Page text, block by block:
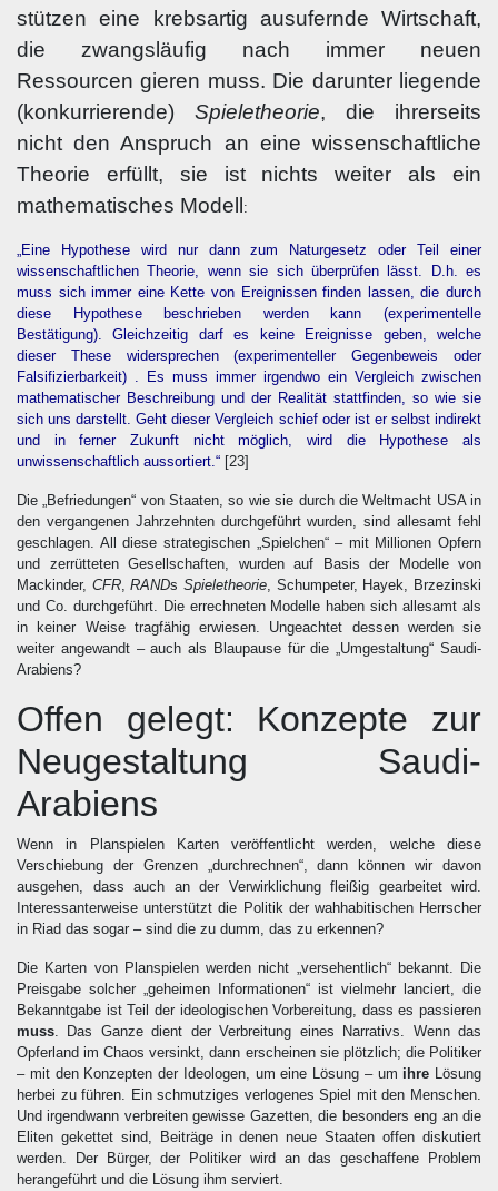
stützen eine krebsartig ausufernde Wirtschaft,
die zwangsläufig nach immer neuen
Ressourcen gieren muss. Die darunter liegende
(konkurrierende) Spieletheorie, die ihrerseits
nicht den Anspruch an eine wissenschaftliche
Theorie erfüllt, sie ist nichts weiter als ein
mathematisches Modell
:
„Eine Hypothese wird nur dann zum Naturgesetz oder Teil einer
wissenschaftlichen Theorie, wenn sie sich überprüfen lässt. D.h. es
muss sich immer eine Kette von Ereignissen finden lassen, die durch
diese Hypothese beschrieben werden kann (experimentelle
Bestätigung). Gleichzeitig darf es keine Ereignisse geben, welche
dieser These widersprechen (experimenteller Gegenbeweis oder
Falsifizierbarkeit) . Es muss immer irgendwo ein Vergleich zwischen
mathematischer Beschreibung und der Realität stattfinden, so wie sie
sich uns darstellt. Geht dieser Vergleich schief oder ist er selbst indirekt
und in ferner Zukunft nicht möglich, wird die Hypothese als
unwissenschaftlich aussortiert.“ [23]
Die „Befriedungen“ von Staaten, so wie sie durch die Weltmacht USA in
den vergangenen Jahrzehnten durchgeführt wurden, sind allesamt fehl
geschlagen. All diese strategischen „Spielchen“ – mit Millionen Opfern
und zerrütteten Gesellschaften, wurden auf Basis der Modelle von
Mackinder, CFR,RANDsSpieletheorie, Schumpeter, Hayek, Brzezinski
und Co. durchgeführt. Die errechneten Modelle haben sich allesamt als
in keiner Weise tragfähig erwiesen. Ungeachtet dessen werden sie
weiter angewandt – auch als Blaupause für die „Umgestaltung“ Saudi-
Arabiens?
Offen gelegt: Konzepte zur
Neugestaltung Saudi-
Arabiens
Wenn in Planspielen Karten veröffentlicht werden, welche diese
Verschiebung der Grenzen „durchrechnen“, dann können wir davon
ausgehen, dass auch an der Verwirklichung fleißig gearbeitet wird.
Interessanterweise unterstützt die Politik der wahhabitischen Herrscher
in Riad das sogar – sind die zu dumm, das zu erkennen?
Die Karten von Planspielen werden nicht „versehentlich“ bekannt. Die
Preisgabe solcher „geheimen Informationen“ ist vielmehr lanciert, die
Bekanntgabe ist Teil der ideologischen Vorbereitung, dass es passieren
muss. Das Ganze dient der Verbreitung eines Narrativs. Wenn das
Opferland im Chaos versinkt, dann erscheinen sie plötzlich; die Politiker
– mit den Konzepten der Ideologen, um eine Lösung – um ihre Lösung
herbei zu führen. Ein schmutziges verlogenes Spiel mit den Menschen.
Und irgendwann verbreiten gewisse Gazetten, die besonders eng an die
Eliten gekettet sind, Beiträge in denen neue Staaten offen diskutiert
werden. Der Bürger, der Politiker wird an das geschaffene Problem
herangeführt und die Lösung ihm serviert.